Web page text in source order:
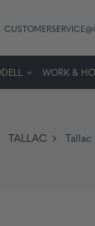
WORK &
TALLAC